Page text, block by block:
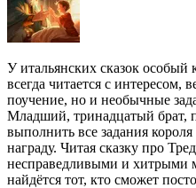
У итальянских сказок особый
всегда читается с интересом,
поучение, но и необычные
Младший, тринадцатый брат,
выполнить все задания
награду. Читая сказку про
несправедливыми и хитрыми
найдётся тот, кто сможет